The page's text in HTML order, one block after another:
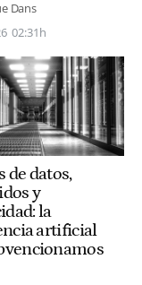
Dans
02:31h
de datos,
y
la
artificial